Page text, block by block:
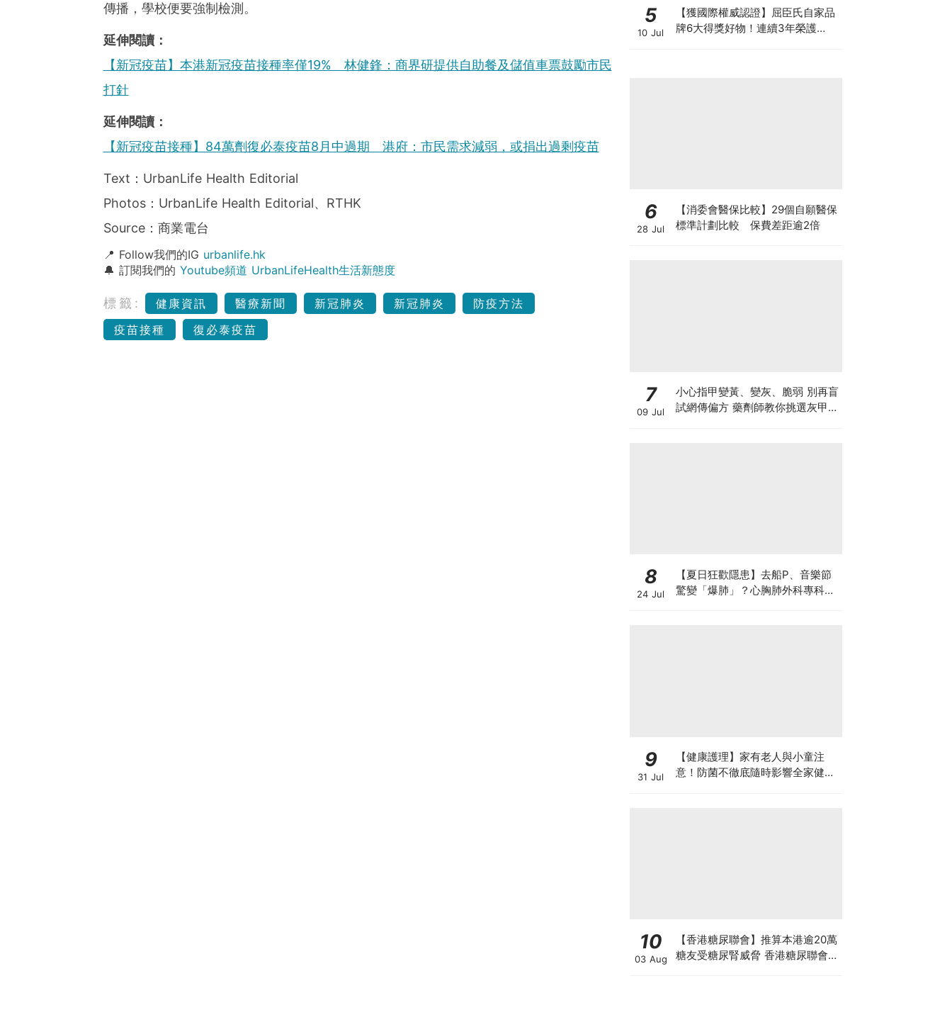
傳播，學校便要強制檢測。
延伸閱讀：
【新冠疫苗】本港新冠疫苗接種率僅19% 林健鋒：商界研提供自助餐及儲值車票鼓勵市民
打針
延伸閱讀：
【新冠疫苗接種】84萬劑復必泰疫苗8月中過期 港府：市民需求減弱，或捐出過剩疫苗
Text：UrbanLife Health Editorial
Photos：UrbanLife Health Editorial、RTHK
Source：商業電台
📍 Follow我們的IG urbanlife.hk
🔔 訂閱我們的 Youtube頻道 UrbanLifeHealth生活新態度
標籤: 健康資訊 醫療新聞 新冠肺炎 新冠肺炎
防疫方法
疫苗接種
復必泰疫苗
5
10 Jul
【獲國際權威認證】屈臣氏自家品
牌6大得獎好物！連續3年榮護
6
28 Jul
【消委會醫保比較】29個自願醫保
標準計劃比較 保費差距逾2倍
7
09 Jul
小心指甲變黃、變灰、脆弱 別再盲
試網傳偏方 藥劑師教你挑選灰甲產
8
24 Jul
【夏日狂歡隱患】去船P、音樂節
驚變「爆肺」？心胸肺外科專科醫
9
31 Jul
【健康護理】家有老人與小童注
意！防菌不徹底隨時影響全家健康
10
03 Aug
【香港糖尿聯會】推算本港逾20萬
糖友受糖尿腎威脅 香港糖尿聯會